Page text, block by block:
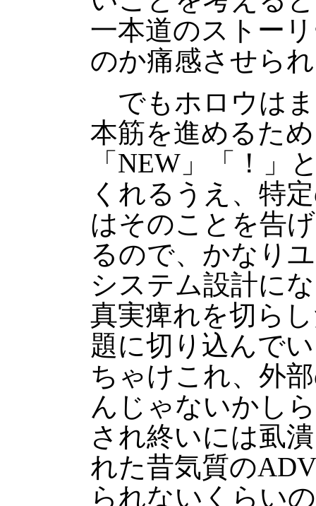
一本道のストー
のか痛感させら
でもホロウは
本筋を進めるた
「NEW」「！」
くれるうえ、特
はそのことを告
るので、かなり
システム設計に
真実痺れを切ら
題に切り込んで
ちゃけこれ、外
んじゃないかし
され終いには虱
れた昔気質の
られないくらい